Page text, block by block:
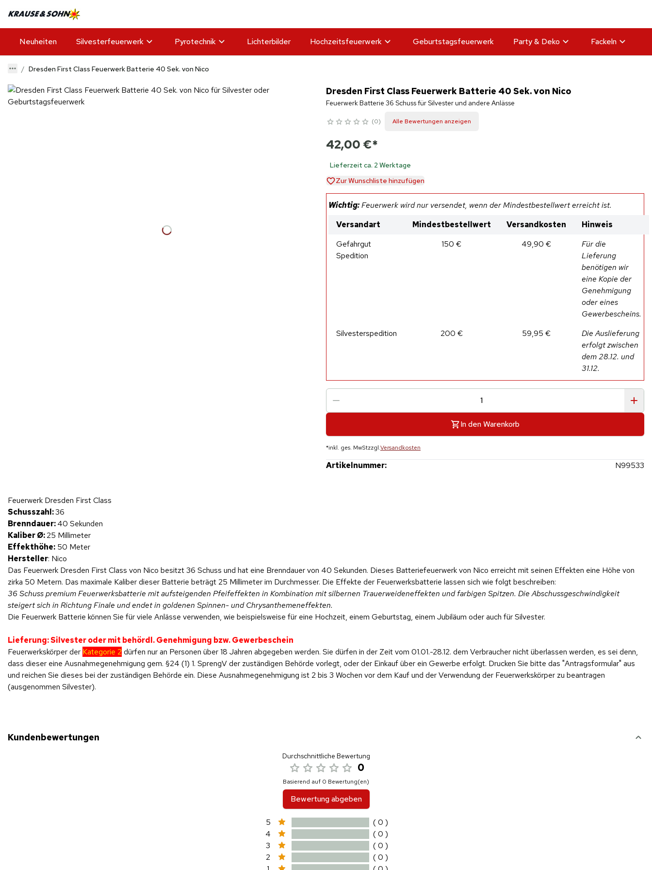
Neuheiten Silvesterfeuerwerk Pyrotechnik Lichterbilder Hochzeitsfeuerwerk Geburtstagsfeuerwerk Party & Deko Fackeln
Dresden First Class Feuerwerk Batterie 40 Sek. von Nico
Dresden First Class Feuerwerk Batterie 40 Sek. von Nico
Feuerwerk Batterie 36 Schuss für Silvester und andere Anlässe
0 Alle Bewertungen anzeigen
42,00 €*
Lieferzeit ca. 2 Werktage
Zur Wunschliste hinzufügen
Wichtig:Feuerwerk wird nur versendet, wenn der Mindestbestellwert erreicht ist.
Versandart
Mindestbestellwert Versandkosten
Hinweis
Gefahrgut
Spedition
150 € 49,90 €
Für die
Lieferung
benötigen wir
eine Kopie der
Genehmigung
oder eines
Gewerbescheins.
Silvesterspedition
200 € 59,95 €
Die Auslieferung
erfolgt zwischen
dem 28.12. und
31.12.
In den Warenkorb
*inkl. ges. MwStzzgl.Versandkosten
Artikelnummer: N99533
Produktvideo
Feuerwerk Dresden First Class
Schusszahl:36
Brenndauer:40 Sekunden
Kaliber Ø:25 Millimeter
Effekthöhe: 50 Meter
Hersteller: Nico
Das Feuerwerk Dresden First Class von Nico besitzt 36 Schuss und hat eine Brenndauer von 40 Sekunden. Dieses Batteriefeuerwerk von Nico erreicht mit seinen Effekten eine Höhe von
zirka 50 Metern. Das maximale Kaliber dieser Batterie beträgt 25 Millimeter im Durchmesser. Die Effekte der Feuerwerksbatterie lassen sich wie folgt beschreiben:
36 Schuss premium Feuerwerksbatterie mit aufsteigenden Pfeifeffekten in Kombination mit silbernen Trauerweideneffekten und farbigen Spitzen. Die Abschussgeschwindigkeit
steigert sich in Richtung Finale und endet in goldenen Spinnen- und Chrysanthemeneffekten.
Die Feuerwerk Batterie können Sie für viele Anlässe verwenden, wie beispielsweise für eine Hochzeit, einem Geburtstag, einem Jubiläum oder auch für Silvester.
Lieferung: Silvester oder mit behördl. Genehmigung bzw. Gewerbeschein
Feuerwerkskörper der Kategorie 2 dürfen nur an Personen über 18 Jahren abgegeben werden. Sie dürfen in der Zeit vom 01.01.-28.12. dem Verbraucher nicht überlassen werden, es sei denn,
dass dieser eine Ausnahmegenehmigung gem. §24 (1) 1. SprengV der zuständigen Behörde vorlegt, oder der Einkauf über ein Gewerbe erfolgt. Drucken Sie bitte das "Antragsformular" aus
und reichen Sie dieses bei der zuständigen Behörde ein. Diese Ausnahmegenehmigung ist 2 bis 3 Wochen vor dem Kauf und der Verwendung der Feuerwerkskörper zu beantragen
(ausgenommen Silvester).
Kundenbewertungen
Durchschnittliche Bewertung
0
Basierend auf 0 Bewertung(en)
Bewertung abgeben
5
( 0 )
4
( 0 )
3
( 0 )
2
( 0 )